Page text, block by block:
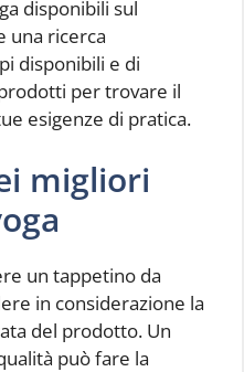
disponibili sul
una ricerca
disponibili e di
per trovare il
esigenze di pratica.
migliori
un tappetino da
in considerazione la
del prodotto. Un
può fare la